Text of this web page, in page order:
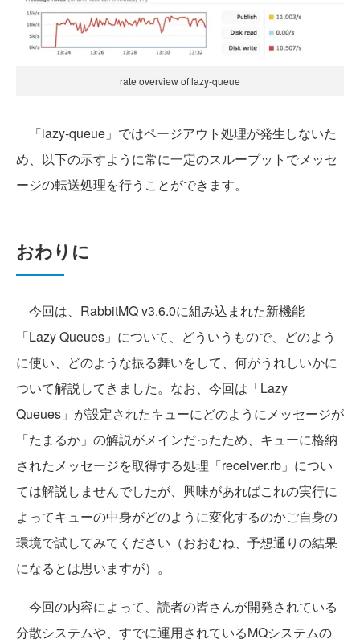
rate overview of lazy-queue
「lazy-queue」ではページアウト処理が発生しないた
め、以下の示すように常に一定のスループットでメッセ
ージの転送処理を行うことができます。
おわりに
今回は、RabbitMQ v3.6.0に組み込まれた新機能
「Lazy Queues」について、どういうもので、どのよう
に使い、どのような振る舞いをして、何がうれしいかに
ついて解説してきました。なお、今回は「Lazy
Queues」が設定されたキューにどのようにメッセージが
「たまるか」の解説がメインだったため、キューに格納
されたメッセージを取得する処理「receiver.rb」につい
ては解説しませんでしたが、興味があればこれの実行に
よってキューの中身がどのように変化するのかご自身の
環境で試してみてください（おおむね、予想通りの結果
になるとは思いますが）。
今回の内容によって、読者の皆さんが開発されている
分散システムや、すでに運用されているMQシステムの